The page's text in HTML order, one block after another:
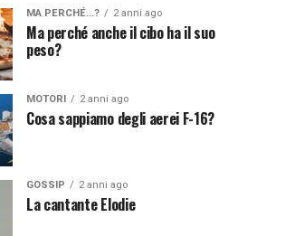
MA PERCHÉ...? 2 anni ago
Ma perché anche il cibo ha il suo
peso?
MOTORI 2 anni ago
Cosa sappiamo degli aerei F-16?
GOSSIP 2 anni ago
La cantante Elodie